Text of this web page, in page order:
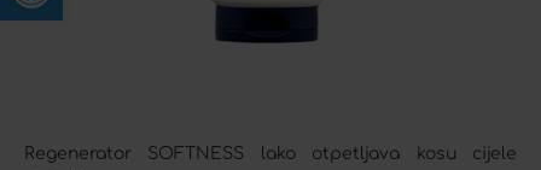
Regenerator SOFTNESS lako otpetljava kosu cijele